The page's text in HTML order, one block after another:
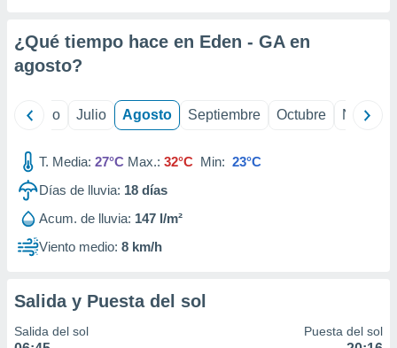
e
mediante
publicidad
publicidad
de
1199
¿Qué tiempo hace en Eden - GA en
agosto?
Junio Julio Agosto Septiembre Octubre
T. Media: 27°C Max.: 32°C Min: 23°C
Días de lluvia: 18 días
Acum. de lluvia: 147 l/m²
Viento medio: 8 km/h
Salida y Puesta del sol
Salida del sol Puesta del sol